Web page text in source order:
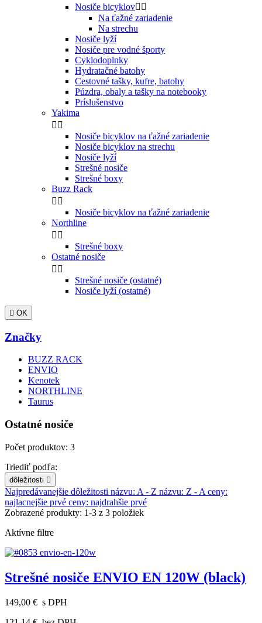
Nosiče bicyklov 
Na ťažné zariadenie
Na strechu
Nosiče lyží
Nosiče pre vodné športy
Cyklodoplnky
Hydratačné batohy
Cestovné tašky, kufre, batohy
Púzdra, obaly a tašky na notebooky
Príslušenstvo
Yakima
 
Nosiče bicyklov na ťažné zariadenie
Nosiče bicyklov na strechu
Nosiče lyží
Strešné nosiče
Strešné boxy
Buzz Rack
 
Nosiče bicyklov na ťažné zariadenie
Northline
 
Strešné boxy
Ostatné nosiče
 
Strešné nosiče (ostatné)
Nosiče lyží (ostatné)
 OK
Značky
BUZZ RACK
ENVIO
Kenotek
NORTHLINE
Taurus
Ostatné nosiče
Počet produktov: 3
Triediť podľa:
dôležitosti 
Najpredávanejšie dôležitosti názvu: A - Z názvu: Z - A ceny:
najlacnejšie prvé ceny: najdrahšie prvé
Zobrazené produkty: 1-3 z 3 položiek
Aktívne filtre
Strešné nosiče ENVIO EN 120W (black)
149,00 € s DPH